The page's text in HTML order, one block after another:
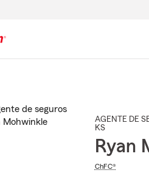
AGENTE DE
KS
Ryan
ChFC®